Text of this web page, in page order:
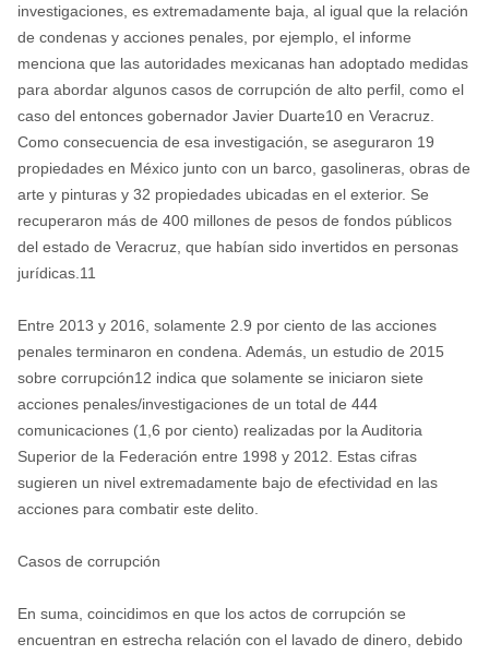
investigaciones, es extremadamente baja, al igual que la relación
de condenas y acciones penales, por ejemplo, el informe
menciona que las autoridades mexicanas han adoptado medidas
para abordar algunos casos de corrupción de alto perfil, como el
caso del entonces gobernador Javier Duarte10 en Veracruz.
Como consecuencia de esa investigación, se aseguraron 19
propiedades en México junto con un barco, gasolineras, obras de
arte y pinturas y 32 propiedades ubicadas en el exterior. Se
recuperaron más de 400 millones de pesos de fondos públicos
del estado de Veracruz, que habían sido invertidos en personas
jurídicas.11
Entre 2013 y 2016, solamente 2.9 por ciento de las acciones
penales terminaron en condena. Además, un estudio de 2015
sobre corrupción12 indica que solamente se iniciaron siete
acciones penales/investigaciones de un total de 444
comunicaciones (1,6 por ciento) realizadas por la Auditoria
Superior de la Federación entre 1998 y 2012. Estas cifras
sugieren un nivel extremadamente bajo de efectividad en las
acciones para combatir este delito.
Casos de corrupción
En suma, coincidimos en que los actos de corrupción se
encuentran en estrecha relación con el lavado de dinero, debido